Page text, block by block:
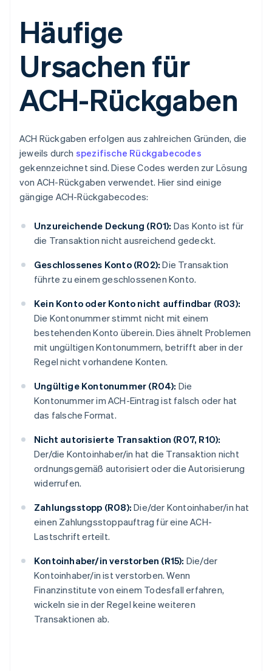
Häufige
Ursachen für
ACH-Rückgaben
ACH Rückgaben erfolgen aus zahlreichen Gründen, die
jeweils durch spezifische Rückgabecodes
gekennzeichnet sind. Diese Codes werden zur Lösung
von ACH-Rückgaben verwendet. Hier sind einige
gängige ACH-Rückgabecodes:
Unzureichende Deckung (R01): Das Konto ist für
die Transaktion nicht ausreichend gedeckt.
Geschlossenes Konto (R02): Die Transaktion
führte zu einem geschlossenen Konto.
Kein Konto oder Konto nicht auffindbar (R03):
Die Kontonummer stimmt nicht mit einem
bestehenden Konto überein. Dies ähnelt Problemen
mit ungültigen Kontonummern, betrifft aber in der
Regel nicht vorhandene Konten.
Ungültige Kontonummer (R04): Die
Kontonummer im ACH-Eintrag ist falsch oder hat
das falsche Format.
Nicht autorisierte Transaktion (R07, R10):
Der/die Kontoinhaber/in hat die Transaktion nicht
ordnungsgemäß autorisiert oder die Autorisierung
widerrufen.
Zahlungsstopp (R08): Die/der Kontoinhaber/in hat
einen Zahlungsstoppauftrag für eine ACH-
Lastschrift erteilt.
Kontoinhaber/in verstorben (R15): Die/der
Kontoinhaber/in ist verstorben. Wenn
Finanzinstitute von einem Todesfall erfahren,
wickeln sie in der Regel keine weiteren
Transaktionen ab.